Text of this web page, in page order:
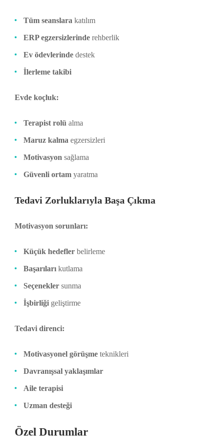
Tüm seanslara katılım
ERP egzersizlerinde rehberlik
Ev ödevlerinde destek
İlerleme takibi
Evde koçluk:
Terapist rolü alma
Maruz kalma egzersizleri
Motivasyon sağlama
Güvenli ortam yaratma
Tedavi Zorluklarıyla Başa Çıkma
Motivasyon sorunları:
Küçük hedefler belirleme
Başarıları kutlama
Seçenekler sunma
İşbirliği geliştirme
Tedavi direnci:
Motivasyonel görüşme teknikleri
Davranışsal yaklaşımlar
Aile terapisi
Uzman desteği
Özel Durumlar